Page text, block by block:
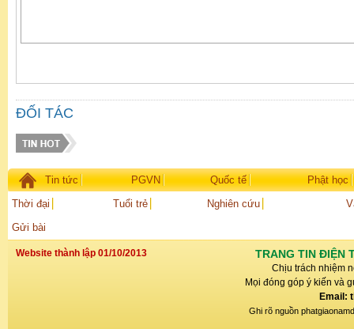
ĐỐI TÁC
Tin tức PGVN Quốc tế
Phật học
Thời đại
Tuổi trẻ Nghiên cứu
Gửi bài
Website thành lập 01/10/2013 TRANG TIN ĐIỆN
Chịu trách nhiệm
Mọi đóng góp ý kiến và
Email:
Ghi rõ nguồn